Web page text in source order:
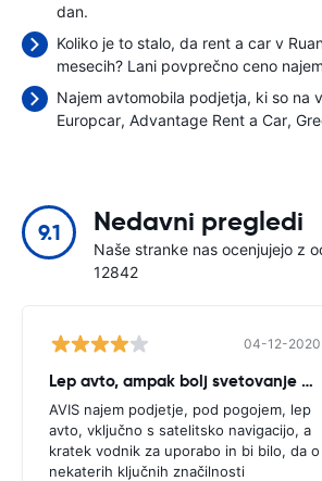
dan.
Koliko je to stalo, da rent a car v
mesecih? Lani povprečno ceno
Najem avtomobila podjetja, ki so na
Europcar Advantage Rent a Car
9.1 Nedavni pregledi
Naše stranke nas ocenjujejo z
12842
04-12-2020
Lep avto, ampak bolj svetovanje potrebno
AVIS najem podjetje, pod pogojem, lep
avto, vključno s satelitsko navigacijo, a
kratek vodnik za uporabo in bi bilo, da o
nekaterih ključnih značilnosti